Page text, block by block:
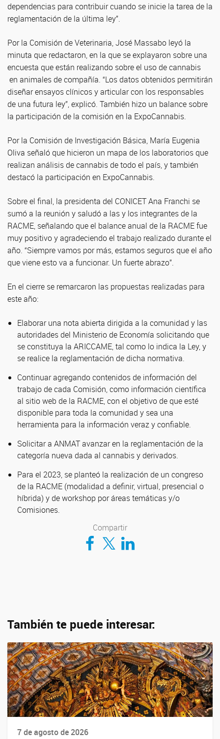
dependencias para contribuir cuando se inicie la tarea de la
reglamentación de la última ley”.
Por la Comisión de Veterinaria, José Massabo leyó la
minuta que redactaron, en la que se explayaron sobre una
encuesta que están realizando sobre el uso de cannabis
en animales de compañía. “Los datos obtenidos permitirán
diseñar ensayos clínicos y articular con los responsables
de una futura ley”, explicó. También hizo un balance sobre
la participación de la comisión en la ExpoCannabis.
Por la Comisión de Investigación Básica, María Eugenia
Oliva señaló que hicieron un mapa de los laboratorios que
realizan análisis de cannabis de todo el país, y también
destacó la participación en ExpoCannabis.
Sobre el final, la presidenta del CONICET Ana Franchi se
sumó a la reunión y saludó a las y los integrantes de la
RACME, señalando que el balance anual de la RACME fue
muy positivo y agradeciendo el trabajo realizado durante el
año. “Siempre vamos por más, estamos seguros que el año
que viene esto va a funcionar. Un fuerte abrazo”.
En el cierre se remarcaron las propuestas realizadas para
este año:
Elaborar una nota abierta dirigida a la comunidad y las
autoridades del Ministerio de Economía solicitando que
se constituya la ARICCAME, tal como lo indica la Ley, y
se realice la reglamentación de dicha normativa.
Continuar agregando contenidos de información del
trabajo de cada Comisión, como información científica
al sitio web de la RACME, con el objetivo de que esté
disponible para toda la comunidad y sea una
herramienta para la información veraz y confiable.
Solicitar a ANMAT avanzar en la reglamentación de la
categoría nueva dada al cannabis y derivados.
Para el 2023, se planteó la realización de un congreso
de la RACME (modalidad a definir, virtual, presencial o
híbrida) y de workshop por áreas temáticas y/o
Comisiones.
Compartir
Compartir en Facebook
Compartir en TwitterCompartir en LinkedIn
También te puede interesar:
7 de agosto de 2026